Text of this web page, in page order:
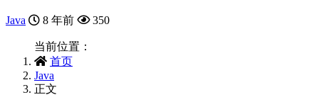
Java 8 年前 350
当前位置：
首页
Java
正文